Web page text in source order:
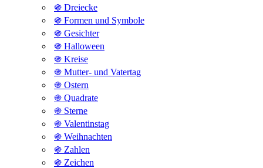
֍ Dreiecke
֍ Formen und Symbole
֍ Gesichter
֍ Halloween
֍ Kreise
֍ Mutter- und Vatertag
֍ Ostern
֍ Quadrate
֍ Sterne
֍ Valentinstag
֍ Weihnachten
֍ Zahlen
֍ Zeichen